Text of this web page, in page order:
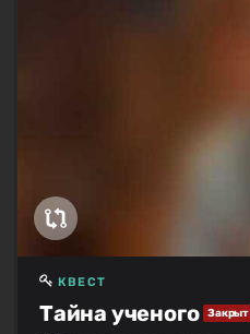
Тайна ученого Закрыт
КВЕСТ